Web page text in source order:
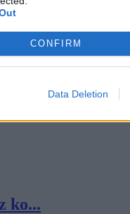
CONFIRM
Data Deletion
k...
ko...